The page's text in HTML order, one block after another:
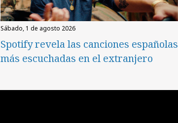
sábado, 1 de agosto 2026
Spotify revela las canciones españolas
más escuchadas en el extranjero